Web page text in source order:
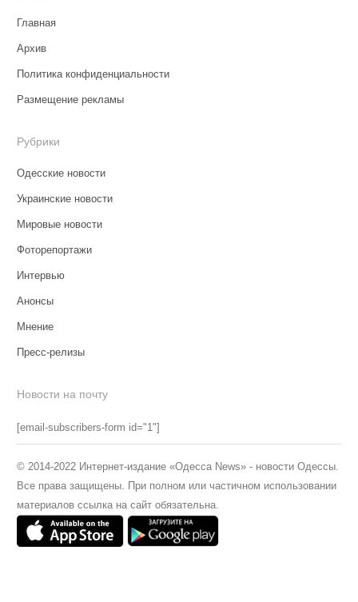
Главная
Архив
Политика конфиденциальности
Размещение рекламы
Рубрики
Одесские новости
Украинские новости
Мировые новости
Фоторепортажи
Интервью
Анонсы
Мнение
Пресс-релизы
Новости на почту
[email-subscribers-form id="1"]
© 2014-2022 Интернет-издание «Одесса News» - новости Одессы.
Все права защищены. При полном или частичном использовании
материалов ссылка на сайт обязательна.